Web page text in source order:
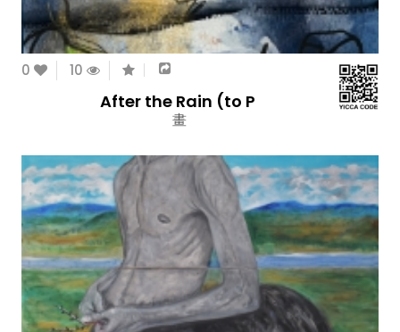
0 10
After the Rain (to P
畫